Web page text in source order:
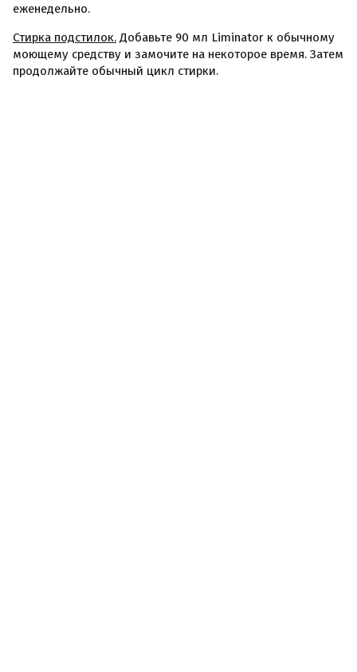
еженедельно.
Стирка подстилок. Добавьте 90 мл Liminator к обычному
моющему средству и замочите на некоторое время. Затем
продолжайте обычный цикл стирки.